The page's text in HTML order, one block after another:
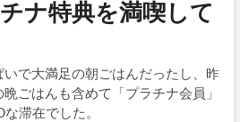
ナ特典を満喫して
で大満足の朝ごはんだったし、昨
ごはんも含めて「プラチナ会員」
滞在でした。